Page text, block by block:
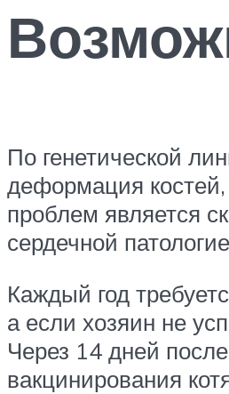
По генетической
деформация
проблем является
сердечной
Каждый год
а если хозяин не
Через 14 дней
вакцинирования